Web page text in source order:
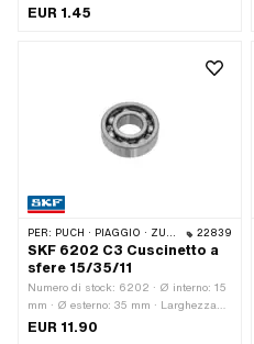
· Larghezza: 6 mm · Numero OEM
EUR 1.45
PER: PUCH · PIAGGIO · ZÜNDAPP BELMONDO · SOLEX · CILO · ERCOLE 22839
SKF 6202 C3 Cuscinetto a
sfere 15/35/11
Numero di stock: 6202 · Ø interno: 15
mm · Ø esterno: 35 mm · Larghezza
dell'anello interno: 11 mm · Produttore:
EUR 11.90